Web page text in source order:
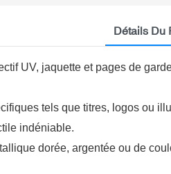
Détails Du
UV, jaquette et pages de
tels que titres, logos ou
indéniable.
dorée, argentée ou de